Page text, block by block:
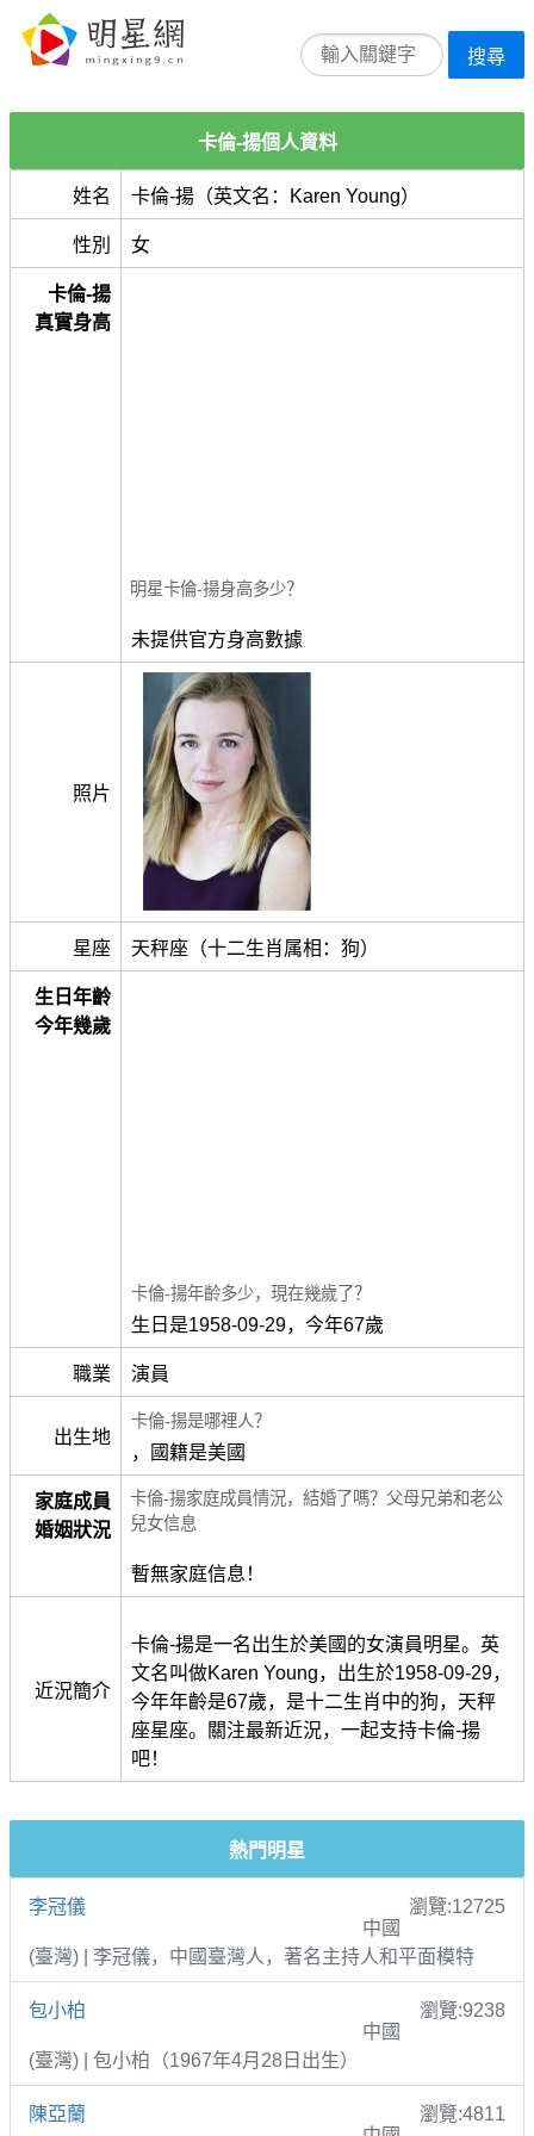
搜尋
卡倫-揚個人資料
姓名 卡倫-揚（英文名：Karen Young）
性別 女
卡倫-揚
真實身高
明星卡倫-揚身高多少？
未提供官方身高數據
照片
星座 天秤座（十二生肖属相：狗）
生日年齡
今年幾歲
卡倫-揚年齡多少，現在幾歲了？
生日是1958-09-29，今年67歲
職業 演員
出生地
卡倫-揚是哪裡人？
，國籍是美國
家庭成員
婚姻狀況
卡倫-揚家庭成員情況，結婚了嗎？父母兄弟和老公
兒女信息
暫無家庭信息！
近況簡介
卡倫-揚是一名出生於美國的女演員明星。英
文名叫做Karen Young，出生於1958-09-29，
今年年齡是67歲，是十二生肖中的狗，天秤
座星座。關注最新近況，一起支持卡倫-揚
吧！
熱門明星
李冠儀
瀏覽:12725
中國
(臺灣) | 李冠儀，中國臺灣人，著名主持人和平面模特
包小柏
瀏覽:9238
中國
(臺灣) | 包小柏（1967年4月28日出生）
陳亞蘭
瀏覽:4811